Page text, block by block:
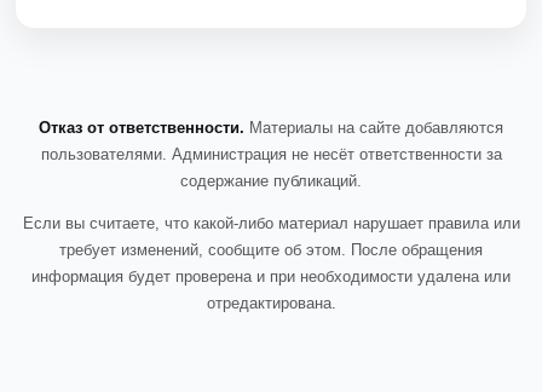
Отказ от ответственности. Материалы на сайте добавляются
пользователями. Администрация не несёт ответственности за
содержание публикаций.
Если вы считаете, что какой-либо материал нарушает правила или
требует изменений, сообщите об этом. После обращения
информация будет проверена и при необходимости удалена или
отредактирована.